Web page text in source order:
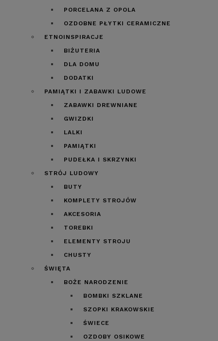
PORCELANA Z OPOLA
OZDOBNE PŁYTKI CERAMICZNE
ETNOINSPIRACJE
BIŻUTERIA
DLA DOMU
DODATKI
PAMIĄTKI I ZABAWKI LUDOWE
ZABAWKI DREWNIANE
GWIZDKI
LALKI
PAMIĄTKI
PUDEŁKA I SKRZYNKI
STRÓJ LUDOWY
BUTY
KOMPLETY STROJÓW
AKCESORIA
TOREBKI
ELEMENTY STROJU
CHUSTY
ŚWIĘTA
BOŻE NARODZENIE
BOMBKI SZKLANE
SZOPKI KRAKOWSKIE
ŚWIECE
OZDOBY OSIKOWE